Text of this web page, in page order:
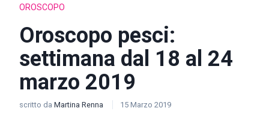
OROSCOPO
Oroscopo pesci:
settimana dal 18 al 24
marzo 2019
scritto da Martina Renna 15 Marzo 2019